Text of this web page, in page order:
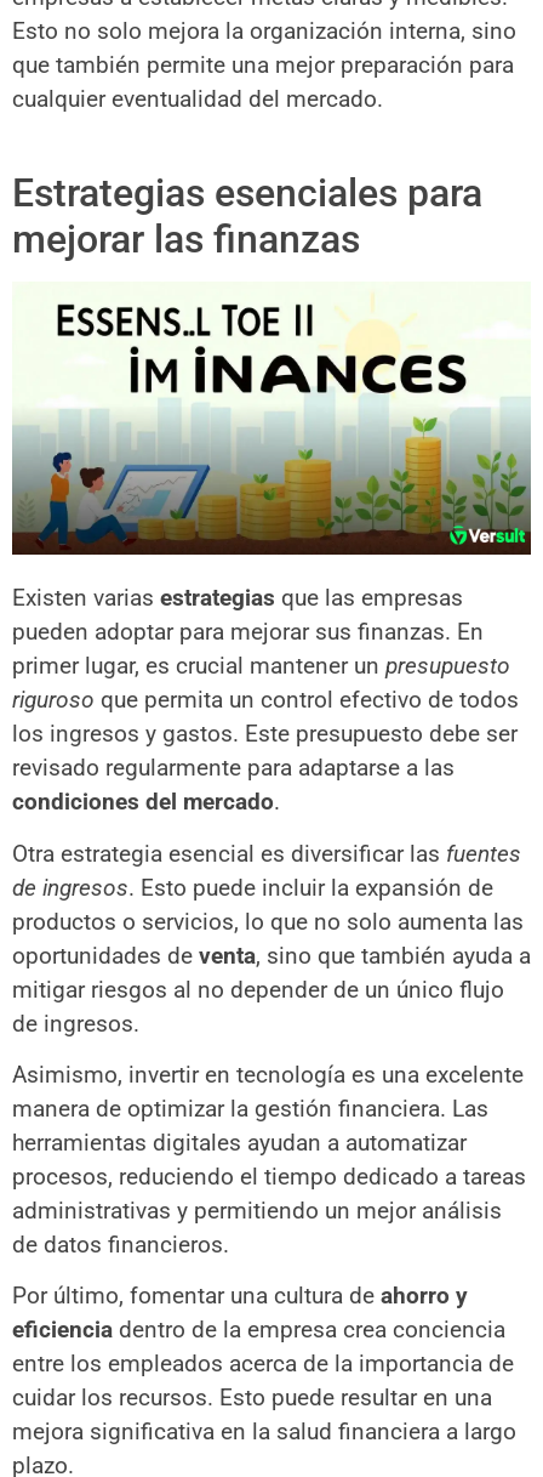
Esto no solo mejora la organización interna, sino
que también permite una mejor preparación para
cualquier eventualidad del mercado.
Estrategias esenciales para
mejorar las finanzas
Existen varias estrategias que las empresas
pueden adoptar para mejorar sus finanzas. En
primer lugar, es crucial mantener un presupuesto
riguroso que permita un control efectivo de todos
los ingresos y gastos. Este presupuesto debe ser
revisado regularmente para adaptarse a las
condiciones del mercado.
Otra estrategia esencial es diversificar las fuentes
de ingresos. Esto puede incluir la expansión de
productos o servicios, lo que no solo aumenta las
oportunidades de venta, sino que también ayuda a
mitigar riesgos al no depender de un único flujo
de ingresos.
Asimismo, invertir en tecnología es una excelente
manera de optimizar la gestión financiera. Las
herramientas digitales ayudan a automatizar
procesos, reduciendo el tiempo dedicado a tareas
administrativas y permitiendo un mejor análisis
de datos financieros.
Por último, fomentar una cultura de ahorro y
eficiencia dentro de la empresa crea conciencia
entre los empleados acerca de la importancia de
cuidar los recursos. Esto puede resultar en una
mejora significativa en la salud financiera a largo
plazo.